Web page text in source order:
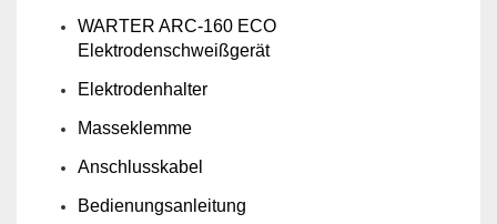
WARTER ARC-160 ECO
Elektrodenschweißgerät
Elektrodenhalter
Masseklemme
Anschlusskabel
Bedienungsanleitung